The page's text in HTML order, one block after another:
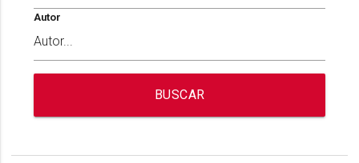
Autor
BUSCAR